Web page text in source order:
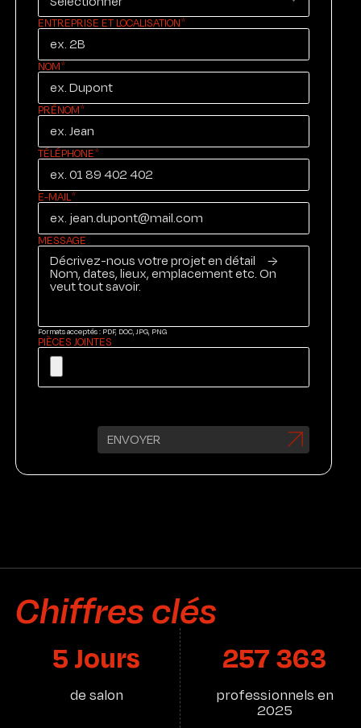
FR
ENTREPRISE ET LOCALISATION
NOM
PRÉNOM
TÉLÉPHONE
E-MAIL
MESSAGE
PIÈCES JOINTES
Formats acceptés : PDF, DOC, JPG, PNG
ENVOYER
Chiffres clés
5 Jours
de salon
257 363
professionnels en
2025